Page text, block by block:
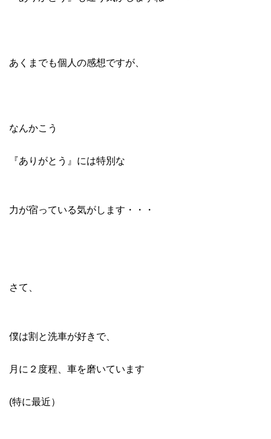
あくまでも個人の感想ですが、
なんかこう
『ありがとう』には特別な
力が宿っている気がします・・・
さて、
僕は割と洗車が好きで、
月に２度程、車を磨いています
(特に最近）